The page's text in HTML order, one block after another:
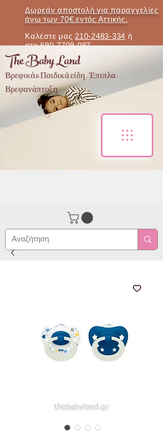
Δωρεάν αποστολή για παραγγελίες
άνω των 70€ εντός Αττικής.
Καλέστε μας 210-2483-334 ή
στο690-7709-097
The Baby Land
Βρεφικά & Παιδικά είδη - Έπιπλα -
Βρεφανάπτυξη